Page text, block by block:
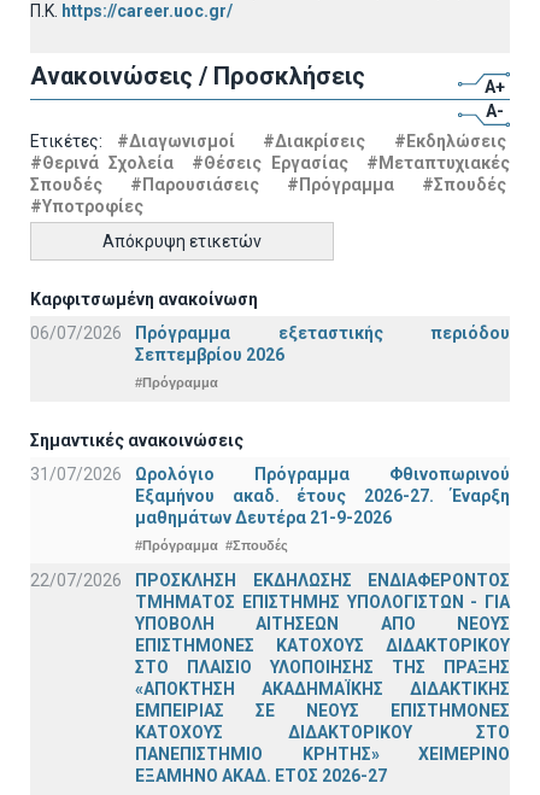
Π.Κ. https://career.uoc.gr/
Ανακοινώσεις / Προσκλήσεις
A+
A-
Ετικέτες: #Διαγωνισμοί #Διακρίσεις
#Εκδηλώσεις
#Θερινά Σχολεία
#Θέσεις Εργασίας
#Μεταπτυχιακές
Σπουδές
#Παρουσιάσεις #Πρόγραμμα
#Σπουδές
#Υποτροφίες
Απόκρυψη ετικετών
Καρφιτσωμένη ανακοίνωση
06/07/2026
Πρόγραμμα εξεταστικής περιόδου
Σεπτεμβρίου 2026
#Πρόγραμμα
Σημαντικές ανακοινώσεις
31/07/2026
Ωρολόγιο Πρόγραμμα Φθινοπωρινού
Εξαμήνου ακαδ. έτους 2026-27. Έναρξη
μαθημάτων Δευτέρα 21-9-2026
#Πρόγραμμα #Σπουδές
22/07/2026
ΠΡΟΣΚΛΗΣΗ ΕΚΔΗΛΩΣΗΣ ΕΝΔΙΑΦΕΡΟΝΤΟΣ
ΤΜΗΜΑΤΟΣ ΕΠΙΣΤΗΜΗΣ ΥΠΟΛΟΓΙΣΤΩΝ - ΓΙΑ
ΥΠΟΒΟΛΗ ΑΙΤΗΣΕΩΝ ΑΠΟ ΝΕΟΥΣ
ΕΠΙΣΤΗΜΟΝΕΣ ΚΑΤΟΧΟΥΣ ΔΙΔΑΚΤΟΡΙΚΟΥ
ΣΤΟ ΠΛΑΙΣΙΟ ΥΛΟΠΟΙΗΣΗΣ ΤΗΣ ΠΡΑΞΗΣ
«ΑΠΟΚΤΗΣΗ ΑΚΑΔΗΜΑΪΚΗΣ ΔΙΔΑΚΤΙΚΗΣ
ΕΜΠΕΙΡΙΑΣ ΣΕ ΝΕΟΥΣ ΕΠΙΣΤΗΜΟΝΕΣ
ΚΑΤΟΧΟΥΣ ΔΙΔΑΚΤΟΡΙΚΟΥ ΣΤΟ
ΠΑΝΕΠΙΣΤΗΜΙΟ ΚΡΗΤΗΣ» ΧΕΙΜΕΡΙΝΟ
ΕΞΑΜΗΝΟ ΑΚΑΔ. ΕΤΟΣ 2026-27